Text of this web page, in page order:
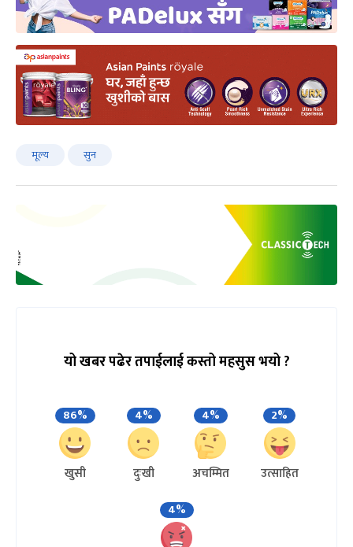
मूल्य सुन
यो खबर पढेर तपाईलाई कस्तो महसुस भयो ?
86%
खुसी
4%
दुःखी
4%
अचम्मित
2%
उत्साहित
4%